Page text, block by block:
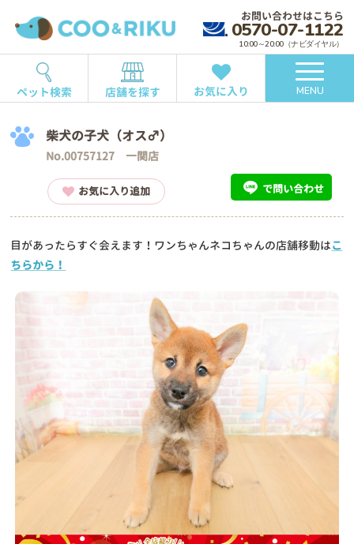
お問い合わせはこちら
0570-07-1122
10:00～20:00（ナビダイヤル）
ペット検索 店舗を探す お気に入り MENU
柴犬の子犬（オス♂）
No.00757127 一関店
お気に入り追加 で問い合わせ
目があったらすぐ会えます！ワンちゃんネコちゃんの店舗移動はこ
ちらから！